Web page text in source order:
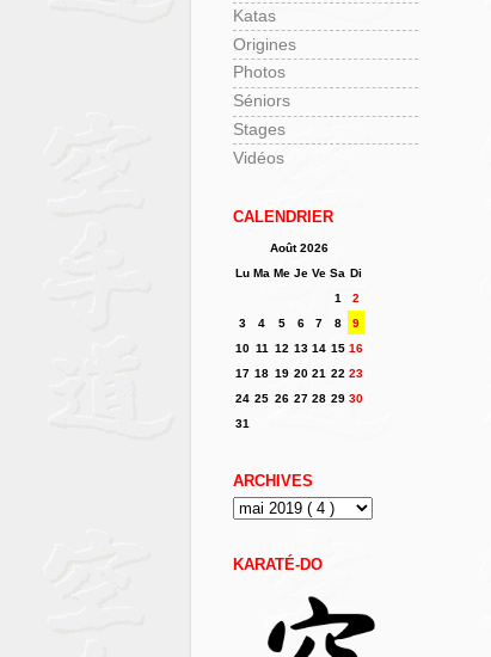
Katas
Origines
Photos
Séniors
Stages
Vidéos
CALENDRIER
Août 2026
Lu Ma Me Je Ve Sa Di
1
2
3
4 5 6 7 8
9
10 11 12 13 14 15 16
17 18 19 20 21 22 23
24 25 26 27 28 29 30
31
ARCHIVES
KARATÉ-DO